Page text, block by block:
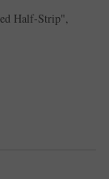
Half-Strip",